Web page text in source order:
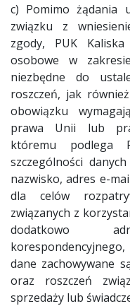
c) Pomimo żądania
związku z
zgody, PUK
osobowe w
niezbędne do
roszczeń, jak
obowiązku
prawa Unii lub
któremu podlega
szczególności
nazwisko, adres e-
dla celów
związanych z
dodatkowo
dane zachowywane
oraz roszczeń
sprzedaży lub